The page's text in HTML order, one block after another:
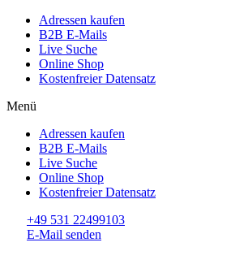
Adressen kaufen
B2B E-Mails
Live Suche
Online Shop
Kostenfreier Datensatz
Menü
Adressen kaufen
B2B E-Mails
Live Suche
Online Shop
Kostenfreier Datensatz
+49 531 22499103
E-Mail senden